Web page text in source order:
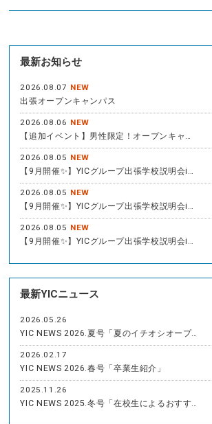
最新お知らせ
2026.08.07 NEW
出張オープンキャンパス
2026.08.06 NEW
【追加イベント】男性限定！オープンキャ…
2026.08.05 NEW
【9月開催✨】YICグループ出張学校説明会i…
2026.08.05 NEW
【9月開催✨】YICグループ出張学校説明会i…
2026.08.05 NEW
【9月開催✨】YICグループ出張学校説明会i…
最新YICニュース
2026.05.26
YIC NEWS 2026.夏号「夏のイチオシオープ…
2026.02.17
YIC NEWS 2026.春号「卒業生紹介」
2025.11.26
YIC NEWS 2025.冬号「在校生によるおすす…